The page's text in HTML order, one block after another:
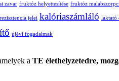
zavar fruktóz helyettesítése fruktóz
jelei kalóriaszámláló laktató
újévi fogadalmak
a TE élethelyzetedre,